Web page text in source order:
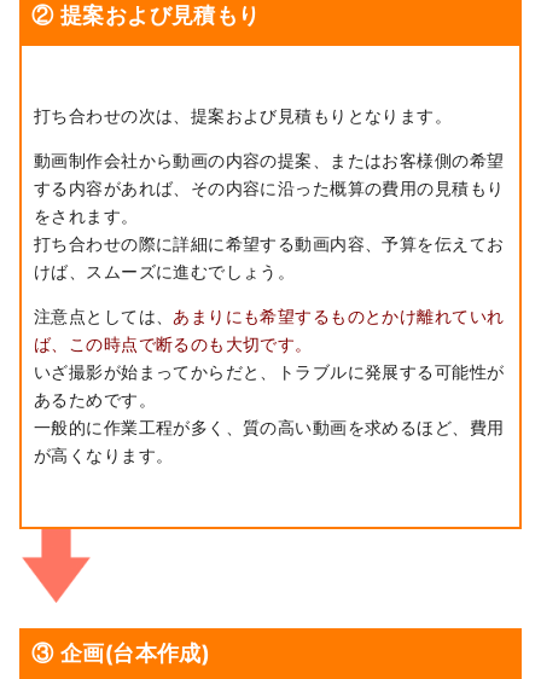
② 提案および見積もり
打ち合わせの次は、提案および見積もりとなります。
動画制作会社から動画の内容の提案、またはお客様側の希望
する内容があれば、その内容に沿った概算の費用の見積もり
をされます。
打ち合わせの際に詳細に希望する動画内容、予算を伝えてお
けば、スムーズに進むでしょう。
注意点としては、あまりにも希望するものとかけ離れていれ
ば、この時点で断るのも大切です。
いざ撮影が始まってからだと、トラブルに発展する可能性が
あるためです。
一般的に作業工程が多く、質の高い動画を求めるほど、費用
が高くなります。
③ 企画(台本作成)